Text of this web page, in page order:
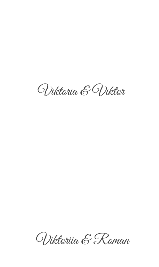
Viktoria & Viktor
Viktoriia & Roman